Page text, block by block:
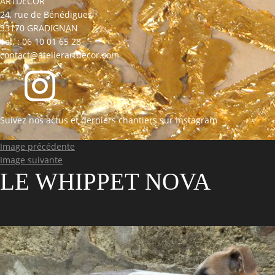
24, rue de Bénédigues
33170 GRADIGNAN
Tel. : 06 10 01 65 28
contact@atelierartdecor.com
Suivez nos actus et derniers chantiers sur Instagram
Image précédente
Image suivante
LE WHIPPET NOVA